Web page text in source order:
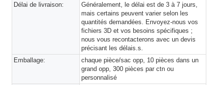
Délai de livraison:
Généralement, le délai est de 3 à 7 jours,
mais certains peuvent varier selon les
quantités demandées. Envoyez-nous vos
fichiers 3D et vos besoins spécifiques ;
nous vous recontacterons avec un devis
précisant les délais.s.
Emballage:
chaque pièce/sac opp, 10 pièces dans un
grand opp, 300 pièces par ctn ou
personnalisé